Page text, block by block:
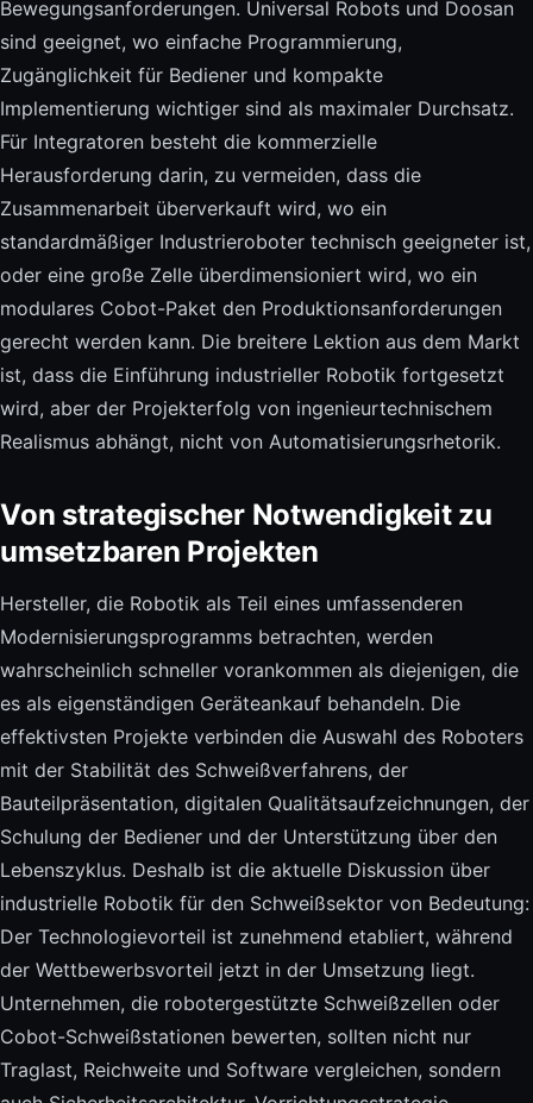
Bewegungsanforderungen. Universal Robots und Doosan
sind geeignet, wo einfache Programmierung,
Zugänglichkeit für Bediener und kompakte
Implementierung wichtiger sind als maximaler Durchsatz.
Für Integratoren besteht die kommerzielle
Herausforderung darin, zu vermeiden, dass die
Zusammenarbeit überverkauft wird, wo ein
standardmäßiger Industrieroboter technisch geeigneter ist,
oder eine große Zelle überdimensioniert wird, wo ein
modulares Cobot-Paket den Produktionsanforderungen
gerecht werden kann. Die breitere Lektion aus dem Markt
ist, dass die Einführung industrieller Robotik fortgesetzt
wird, aber der Projekterfolg von ingenieurtechnischem
Realismus abhängt, nicht von Automatisierungsrhetorik.
Von strategischer Notwendigkeit zu
umsetzbaren Projekten
Hersteller, die Robotik als Teil eines umfassenderen
Modernisierungsprogramms betrachten, werden
wahrscheinlich schneller vorankommen als diejenigen, die
es als eigenständigen Geräteankauf behandeln. Die
effektivsten Projekte verbinden die Auswahl des Roboters
mit der Stabilität des Schweißverfahrens, der
Bauteilpräsentation, digitalen Qualitätsaufzeichnungen, der
Schulung der Bediener und der Unterstützung über den
Lebenszyklus. Deshalb ist die aktuelle Diskussion über
industrielle Robotik für den Schweißsektor von Bedeutung:
Der Technologievorteil ist zunehmend etabliert, während
der Wettbewerbsvorteil jetzt in der Umsetzung liegt.
Unternehmen, die robotergestützte Schweißzellen oder
Cobot-Schweißstationen bewerten, sollten nicht nur
Traglast, Reichweite und Software vergleichen, sondern